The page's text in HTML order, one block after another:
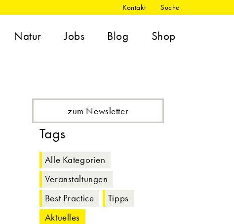
Kontakt Suche
Natur Jobs Blog Shop
zum Newsletter
Tags
Alle Kategorien
Veranstaltungen
Best Practice
Tipps
Aktuelles